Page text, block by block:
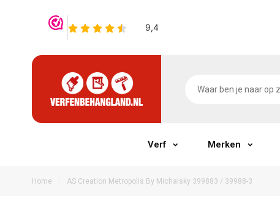
Verf Merken
Home AS Creation Metropolis By Michalsky 399883 / 39988-3